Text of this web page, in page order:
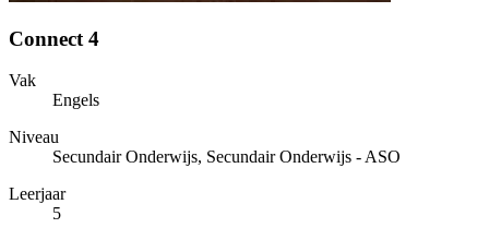
Connect 4
Vak
Engels
Niveau
Secundair Onderwijs, Secundair Onderwijs - ASO
Leerjaar
5